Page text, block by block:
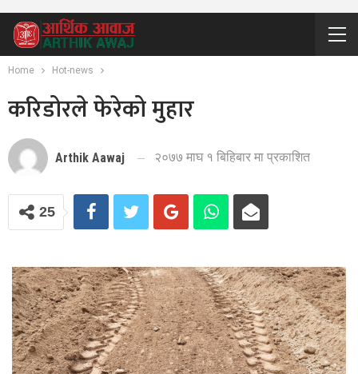
Home Hot-news
करिडोरले फेरेको मुहार
Arthik Aawaj २०७७ माघ १ बिहिबार मा प्रकाशित
25